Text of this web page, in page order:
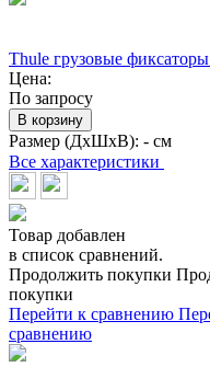
Thule грузовые
Цена:
По запросу
В корзину
Размер (ДхШхВ): - см
Все характеристики
Товар добавлен
в список сравнений.
Продолжить покупки
покупки
Перейти к сравнению
сравнению